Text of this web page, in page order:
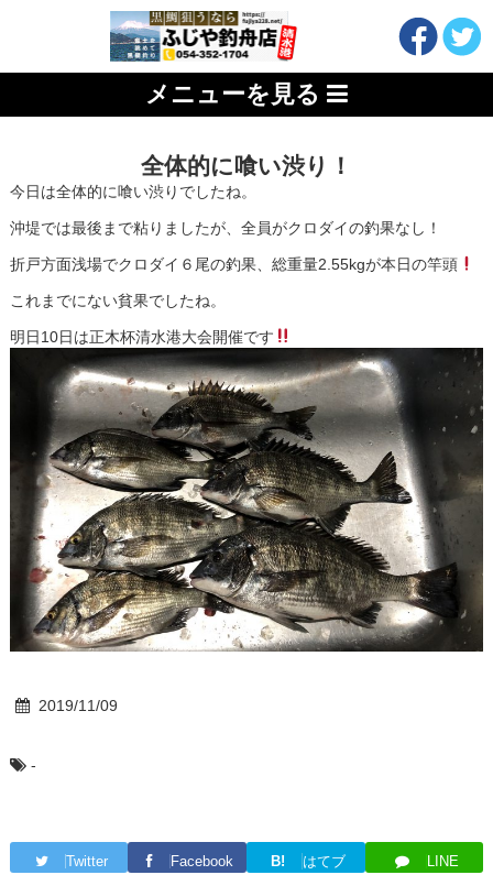
メニューを見る
全体的に喰い渋り！
今日は全体的に喰い渋りでしたね。
沖堤では最後まで粘りましたが、全員がクロダイの釣果なし！
折戸方面浅場でクロダイ６尾の釣果、総重量2.55kgが本日の竿頭
これまでにない貧果でしたね。
明日10日は正木杯清水港大会開催です
2019/11/09
-
Twitter Facebook B! はてブ LINE